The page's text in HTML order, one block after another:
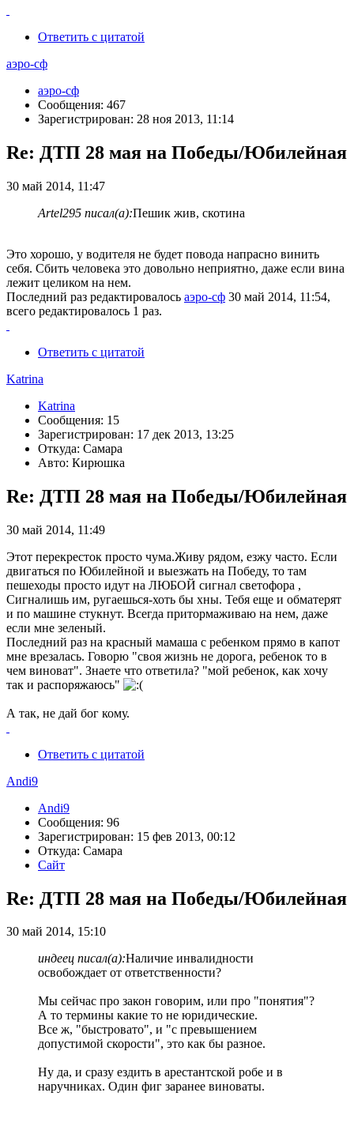
Ответить с цитатой
аэро-сф
аэро-сф
Сообщения: 467
Зарегистрирован: 28 ноя 2013, 11:14
Re: ДТП 28 мая на Победы/Юбилейная
30 май 2014, 11:47
Artel295 писал(а):Пешик жив, скотина
Это хорошо, у водителя не будет повода напрасно винить
себя. Сбить человека это довольно неприятно, даже если вина
лежит целиком на нем.
Последний раз редактировалось аэро-сф 30 май 2014, 11:54,
всего редактировалось 1 раз.
Ответить с цитатой
Katrina
Katrina
Сообщения: 15
Зарегистрирован: 17 дек 2013, 13:25
Откуда: Самара
Авто: Кирюшка
Re: ДТП 28 мая на Победы/Юбилейная
30 май 2014, 11:49
Этот перекресток просто чума.Живу рядом, езжу часто. Если
двигаться по Юбилейной и выезжать на Победу, то там
пешеходы просто идут на ЛЮБОЙ сигнал светофора ,
Сигналишь им, ругаешься-хоть бы хны. Тебя еще и обматерят
и по машине стукнут. Всегда притормаживаю на нем, даже
если мне зеленый.
Последний раз на красный мамаша с ребенком прямо в капот
мне врезалась. Говорю "своя жизнь не дорога, ребенок то в
чем виноват". Знаете что ответила? "мой ребенок, как хочу
так и распоряжаюсь"
А так, не дай бог кому.
Ответить с цитатой
Andi9
Andi9
Сообщения: 96
Зарегистрирован: 15 фев 2013, 00:12
Откуда: Самара
Сайт
Re: ДТП 28 мая на Победы/Юбилейная
30 май 2014, 15:10
индеец писал(а):Наличие инвалидности
освобождает от ответственности?
Мы сейчас про закон говорим, или про "понятия"?
А то термины какие то не юридические.
Все ж, "быстровато", и "с превышением
допустимой скорости", это как бы разное.
Ну да, и сразу ездить в арестантской робе и в
наручниках. Один фиг заранее виноваты.